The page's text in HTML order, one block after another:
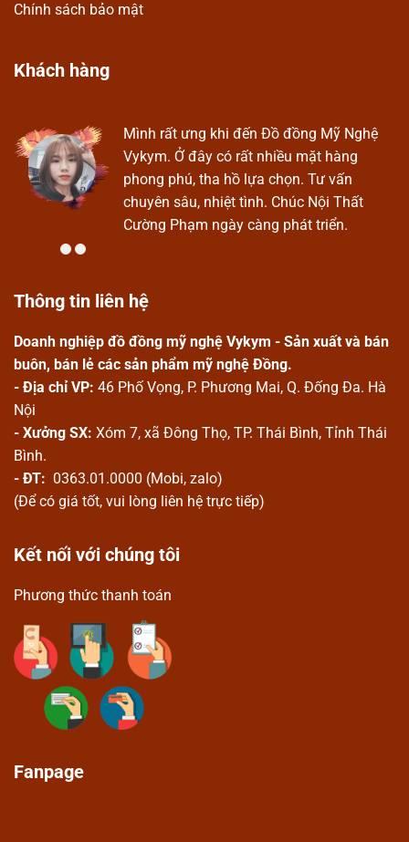
Chính sách bảo mật
Khách hàng
Mình rất ưng khi đến Đồ đồng Mỹ Nghệ
Vykym. Ở đây có rất nhiều mặt hàng
phong phú, tha hồ lựa chọn. Tư vấn
chuyên sâu, nhiệt tình. Chúc Nội Thất
Cường Phạm ngày càng phát triển.
Thông tin liên hệ
Doanh nghiệp đồ đồng mỹ nghệ Vykym - Sản xuất và bán
buôn, bán lẻ các sản phẩm mỹ nghệ Đồng.
- Địa chỉ VP: 46 Phố Vọng, P. Phương Mai, Q. Đống Đa. Hà
Nội
- Xưởng SX: Xóm 7, xã Đông Thọ, TP. Thái Bình, Tỉnh Thái
Bình.
- ĐT: 0363.01.0000 (Mobi, zalo)
(Để có giá tốt, vui lòng liên hệ trực tiếp)
Kết nối với chúng tôi
Phương thức thanh toán
Fanpage